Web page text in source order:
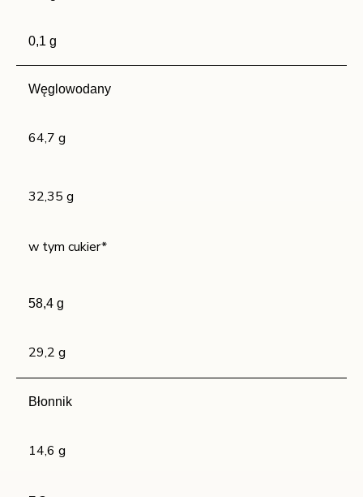
0,1 g
Węglowodany
64,7 g
32,35 g
w tym cukier*
58,4 g
29,2 g
Błonnik
14,6 g